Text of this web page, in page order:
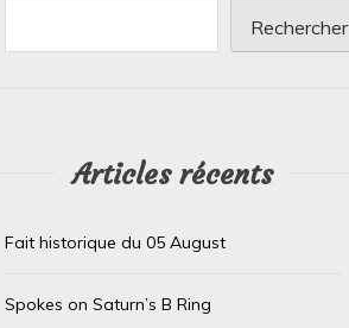
Rechercher
Articles récents
Fait historique du 05 August
Spokes on Saturn’s B Ring